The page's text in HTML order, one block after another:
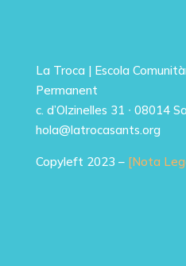
La Troca | Escola
Permanent
c. d’Olzinelles 31 ∙ 08014
hola@latrocasants.org
Copyleft 2023 – [Nota